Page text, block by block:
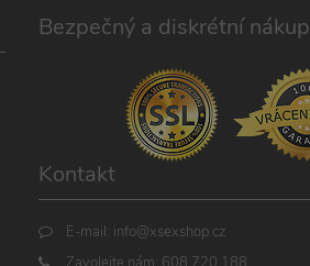
Bezpečný a diskrétní nákup
Kontakt
E-mail: info@xsexshop.cz
Zavolejte nám: 608 720 188